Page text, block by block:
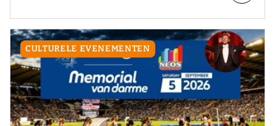
CULTURELE EVENEMENTEN